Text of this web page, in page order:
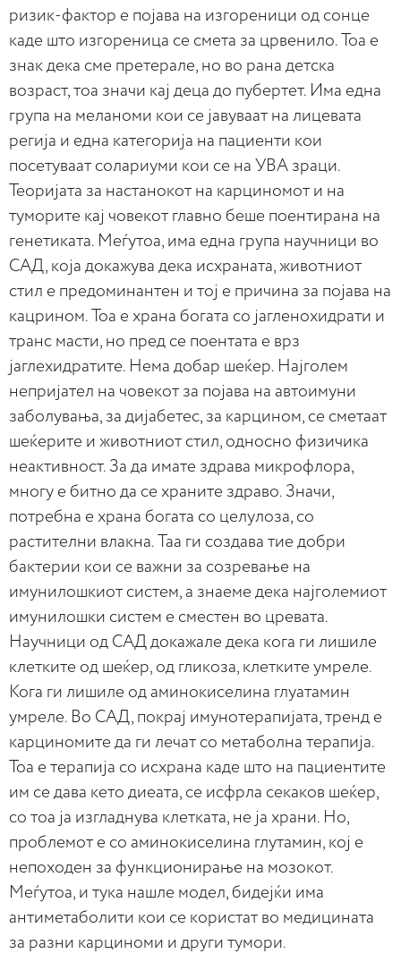
ризик-фактор е појава на изгореници од сонце
каде што изгореница се смета за црвенило. Тоа е
знак дека сме претерале, но во рана детска
возраст, тоа значи кај деца до пубертет. Има една
група на меланоми кои се јавуваат на лицевата
регија и една категорија на пациенти кои
посетуваат солариуми кои се на УВА зраци.
Теоријата за настанокот на карциномот и на
туморите кај човекот главно беше поентирана на
генетиката. Меѓутоа, има една група научници во
САД, која докажува дека исхраната, животниот
стил е предоминантен и тој е причина за појава на
кацрином. Тоа е храна богата со јагленохидрати и
транс масти, но пред се поентата е врз
јаглехидратите. Нема добар шеќер. Најголем
непријател на човекот за појава на автоимуни
заболувања, за дијабетес, за карцином, се сметаат
шеќерите и животниот стил, односно физичика
неактивност. За да имате здрава микрофлора,
многу е битно да се храните здраво. Значи,
потребна е храна богата со целулоза, со
растителни влакна. Таа ги создава тие добри
бактерии кои се важни за созревање на
имунилошкиот систем, а знаеме дека најголемиот
имунилошки систем е сместен во цревата.
Научници од САД докажале дека кога ги лишиле
клетките од шеќер, од гликоза, клетките умреле.
Кога ги лишиле од аминокиселина глуатамин
умреле. Во САД, покрај имунотерапијата, тренд е
карциномите да ги лечат со метаболна терапија.
Тоа е терапија со исхрана каде што на пациентите
им се дава кето диеата, се исфрла секаков шеќер,
со тоа ја изгладнува клетката, не ја храни. Но,
проблемот е со аминокиселина глутамин, кој е
непоходен за функционирање на мозокот.
Меѓутоа, и тука нашле модел, бидејќи има
антиметаболити кои се користат во медицината
за разни карциноми и други тумори.